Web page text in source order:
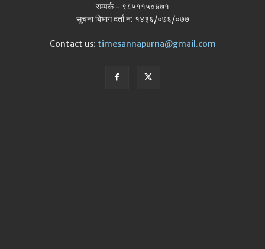
सम्पर्क - ९८५११५०४७१
सूचना बिभाग दर्ता न: १४३६/०७६/०७७
Contact us: timesannapurna@gmail.com